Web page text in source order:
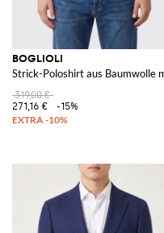
BOGLIOLI
Strick-Poloshirt aus Baumwolle
319,00 €
271,16 €
-15%